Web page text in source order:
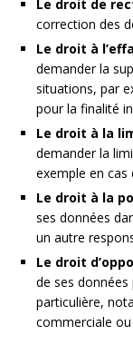
Le droit de
correction des
Le droit à
demander la
situations, par
pour la finalité
Le droit à la
demander la
exemple en
Le droit à la
ses données
un autre
Le droit
de ses
particulière,
commerciale